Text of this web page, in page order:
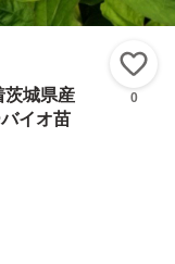
茨城県産
イオ苗
0